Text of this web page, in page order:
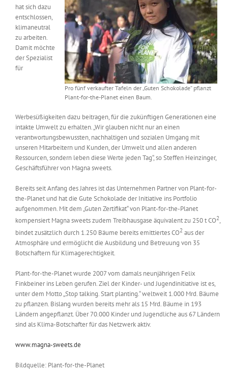
Messen & Events
Unternehmen
Product Guide
Suche
nach:
Pro fünf verkaufter Tafeln der „Guten Schokolade“ pflanzt
Plant-for-the-Planet einen Baum.
hat sich dazu
entschlossen,
klimaneutral
zu arbeiten.
Damit möchte
der Spezialist
für
Werbesüßigkeiten dazu beitragen, für die zukünftigen Generationen eine
intakte Umwelt zu erhalten. „Wir glauben nicht nur an einen
verantwortungsbewussten, nachhaltigen und sozialen Umgang mit
unseren Mitarbeitern und Kunden, der Umwelt und allen anderen
Ressourcen, sondern leben diese Werte jeden Tag“, so Steffen Heinzinger,
Geschäftsführer von Magna sweets.
Bereits seit Anfang des Jahres ist das Unternehmen Partner von Plant-for-
the-Planet und hat die Gute Schokolade der Initiative ins Portfolio
aufgenommen. Mit dem „Guten Zertifikat“ von Plant-for-the-Planet
kompensiert Magna sweets zudem Treibhausgase äquivalent zu 250 t CO2,
bindet zusätzlich durch 1.250 Bäume bereits emittiertes CO2 aus der
Atmosphäre und ermöglicht die Ausbildung und Betreuung von 35
Botschaftern für Klimagerechtigkeit.
Plant-for-the-Planet wurde 2007 vom damals neunjährigen Felix
Finkbeiner ins Leben gerufen. Ziel der Kinder- und Jugendinitiative ist es,
unter dem Motto „Stop talking. Start planting.“ weltweit 1.000 Mrd. Bäume
zu pflanzen. Bislang wurden bereits mehr als 15 Mrd. Bäume in 193
Ländern angepflanzt. Über 70.000 Kinder und Jugendliche aus 67 Ländern
sind als Klima-Botschafter für das Netzwerk aktiv.
www.magna-sweets.de
Bildquelle: Plant-for-the-Planet